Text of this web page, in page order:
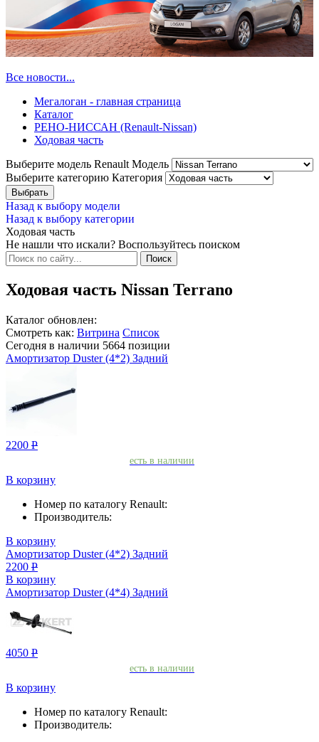
Все новости...
Мегалоган - главная страница
Каталог
РЕНО-НИССАН (Renault-Nissan)
Ходовая часть
Выберите модель Renault Модель
Выберите категорию Категория
Назад к выбору модели
Назад к выбору категории
Ходовая часть
Не нашли что искали? Воспользуйтесь поиском
Ходовая часть Nissan Terrano
Каталог обновлен:
Смотреть как: Витрина Список
Сегодня в наличии 5664 позиции
Амортизатор Duster (4*2) Задний
2200 Р
есть в наличии
В корзину
Номер по каталогу Renault:
Производитель:
В корзину
Амортизатор Duster (4*2) Задний
2200 Р
В корзину
Амортизатор Duster (4*4) Задний
4050 Р
есть в наличии
В корзину
Номер по каталогу Renault:
Производитель: